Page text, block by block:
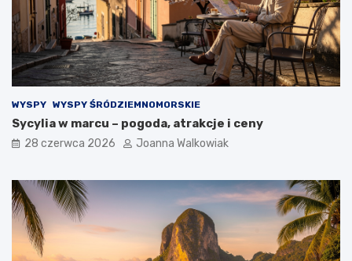
WYSPY WYSPY ŚRÓDZIEMNOMORSKIE
Sycylia w marcu – pogoda, atrakcje i ceny
28 czerwca 2026 Joanna Walkowiak